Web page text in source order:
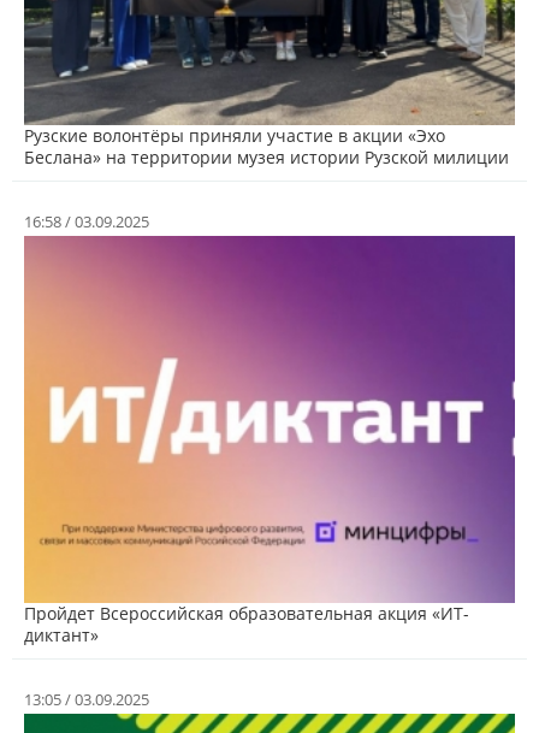
Рузские волонтёры приняли участие в акции «Эхо
Беслана» на территории музея истории Рузской милиции
16:58 / 03.09.2025
Пройдет Всероссийская образовательная акция «ИТ-
диктант»
13:05 / 03.09.2025